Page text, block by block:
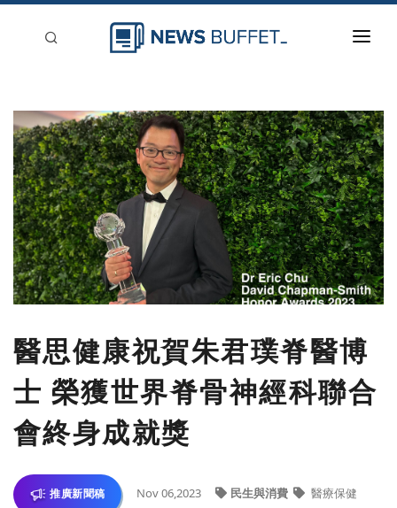
新聞稿分類
登入
刊登
醫思健康祝賀朱君璞脊醫博
士 榮獲世界脊骨神經科聯合
會終身成就獎
推廣新聞稿 Nov 06,2023 民生與消費 醫療保健